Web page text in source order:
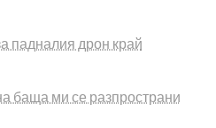
падналия дрон край
баща ми се разпространи